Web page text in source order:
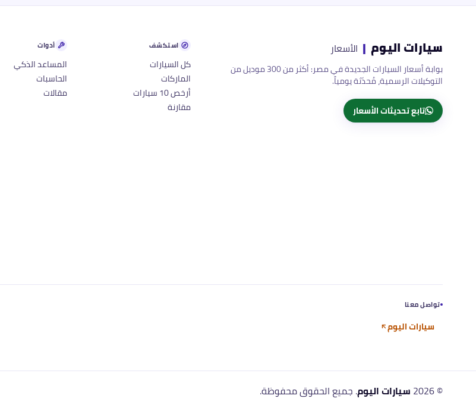
سيارات اليوم | الأسعار
بوابة أسعار السيارات الجديدة في مصر: أكثر من 300 موديل من
التوكيلات الرسمية، مُحدّثة يومياً.
تابع تحديثات الأسعار
استكشف
كل السيارات
الماركات
أرخص 10 سيارات
مقارنة
أدوات
المساعد الذكي
الحاسبات
مقالات
تواصل معنا
سيارات اليوم
©
2026 سيارات اليوم. جميع الحقوق محفوظة.